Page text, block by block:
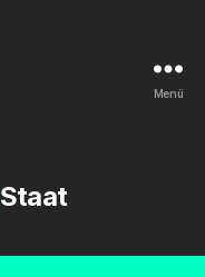
Menü
Staat